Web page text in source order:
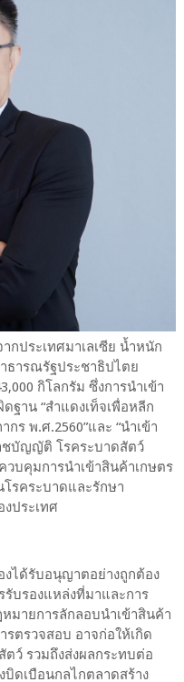
กประเทศมาเลเซีย น้ำหนัก
ธารณรัฐประชาธิปไตย
กิโลกรัม ซึ่งการนำเข้า
ฐาน “สำแดงเท็จเพื่อหลีก
ร พ.ศ.2560”และ “นำเข้า
บัญญัติ โรคระบาดสัตว์
บคุมการนำเข้าสินค้าเกษตร
รคระบาดและรักษา
ประเทศ
งได้รับอนุญาตอย่างถูกต้อง
บรองแหล่งที่มาและการ
มายการลักลอบนำเข้าสินค้า
รตรวจสอบ อาจก่อให้เกิด
ตว์ รวมถึงส่งผลกระทบต่อ
ดเบือนกลไกตลาดสร้าง